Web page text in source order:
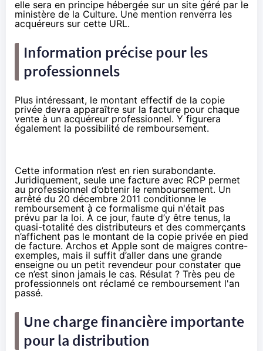
elle sera en principe hébergée sur un site géré par le
ministère de la Culture. Une mention renverra les
acquéreurs sur cette URL.
Information précise pour les
professionnels
Plus intéressant, le montant effectif de la copie
privée devra apparaître sur la facture pour chaque
vente à un acquéreur professionnel. Y figurera
également la possibilité de remboursement.
Cette information n’est en rien surabondante.
Juridiquement, seule une facture avec RCP permet
au professionnel d’obtenir le remboursement. Un
arrêté du 20 décembre 2011 conditionne le
remboursement à ce formalisme qui n'était pas
prévu par la loi. À ce jour, faute d’y être tenus, la
quasi-totalité des distributeurs et des commerçants
n’affichent pas le montant de la copie privée en pied
de facture. Archos et Apple sont de maigres contre-
exemples, mais il suffit d’aller dans une grande
enseigne ou un petit revendeur pour constater que
ce n’est sinon jamais le cas. Résulat ? Très peu de
professionnels ont réclamé ce remboursement l'an
passé.
Une charge financière importante
pour la distribution